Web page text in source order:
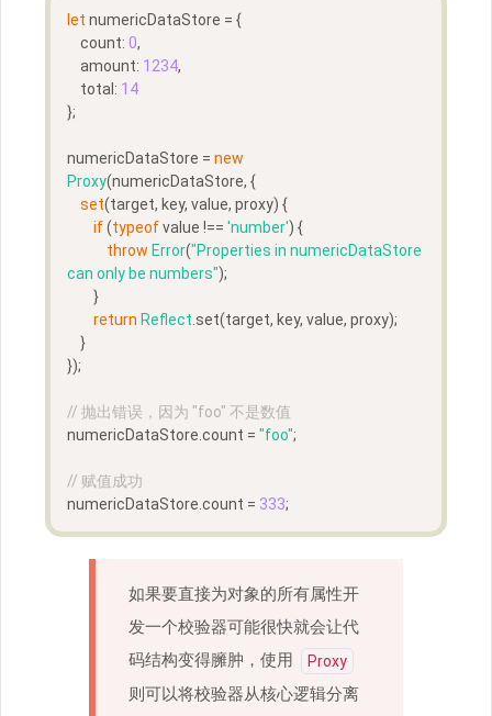
let numericDataStore = {
    count:
0,
    amount:
1234,
    total:
14
};
numericDataStore = new
Proxy(numericDataStore, {
set(target, key, value, proxy) {
if (typeof value !== 'number') {
throw Error("Properties in numericDataStore
can only be numbers");
        }
return Reflect .set(target, key, value, proxy);
    }
});
// 抛出错误，因为 "foo" 不是数值
numericDataStore.count = "foo";
// 赋值成功
numericDataStore.count = 333;
如果要直接为对象的所有属性开
发一个校验器可能很快就会让代
码结构变得臃肿，使用
Proxy
则可以将校验器从核心逻辑分离